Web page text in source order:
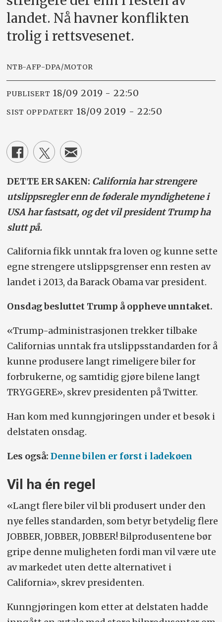
landet. Nå havner konflikten
trolig i rettsvesenet.
NTB-AFP-DPA/MOTOR
PUBLISERT 18/09 2019 - 22:50
SIST OPPDATERT 18/09 2019 - 22:50
DETTE ER SAKEN: California har strengere
utslippsregler enn de føderale myndighetene i
USA har fastsatt, og det vil president Trump ha
slutt på.
California fikk unntak fra loven og kunne sette
egne strengere utslippsgrenser enn resten av
landet i 2013, da Barack Obama var president.
Onsdag besluttet Trump å oppheve unntaket.
«Trump-administrasjonen trekker tilbake
Californias unntak fra utslippsstandarden for å
kunne produsere langt rimeligere biler for
forbrukerne, og samtidig gjøre bilene langt
TRYGGERE», skrev presidenten på Twitter.
Han kom med kunngjøringen under et besøk i
delstaten onsdag.
Les også: Denne bilen er først i ladekøen
Vil ha én regel
«Langt flere biler vil bli produsert under den
nye felles standarden, som betyr betydelig flere
JOBBER, JOBBER, JOBBER! Bilprodusentene bør
gripe denne muligheten fordi man vil være ute
av markedet uten dette alternativet i
California», skrev presidenten.
Kunngjøringen kom etter at delstaten hadde